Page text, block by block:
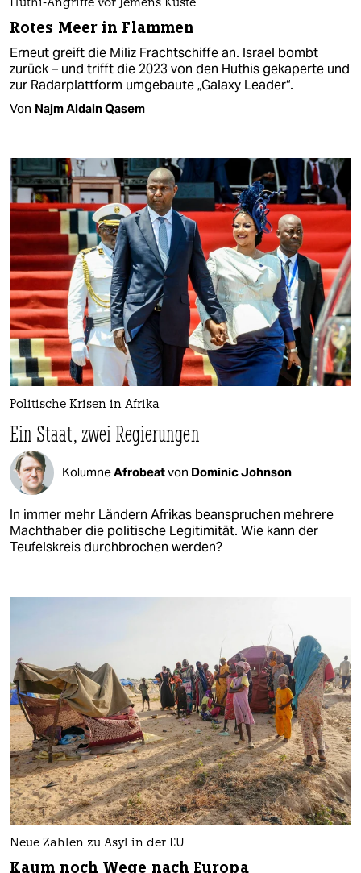
Huthi-Angriffe vor Jemens Küste
Rotes Meer in Flammen
Erneut greift die Miliz Frachtschiffe an. Israel bombt
zurück – und trifft die 2023 von den Huthis gekaperte und
zur Radarplattform umgebaute „Galaxy Leader“.
Von Najm Aldain Qasem
Politische Krisen in Afrika
Ein Staat, zwei Regierungen
KolumneAfrobeatvon Dominic Johnson
In immer mehr Ländern Afrikas beanspruchen mehrere
Machthaber die politische Legitimität. Wie kann der
Teufelskreis durchbrochen werden?
Neue Zahlen zu Asyl in der EU
Kaum noch Wege nach Europa